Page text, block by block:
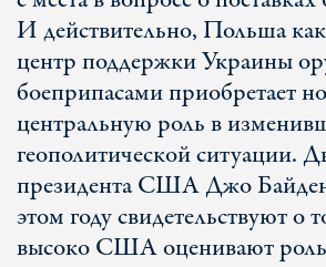
И действительно, Польша
центр поддержки Украины
боеприпасами приобретает
центральную роль в
геополитической ситуации.
президента США Джо
этом году свидетельствуют о
высоко США оценивают